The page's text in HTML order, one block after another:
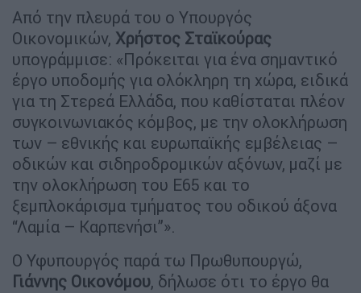
Από την πλευρά του ο Υπουργός
Οικονομικών, Χρήστος Σταϊκούρας
υπογράμμισε: «Πρόκειται για ένα σημαντικό
έργο υποδομής για ολόκληρη τη χώρα, ειδικά
για τη Στερεά Ελλάδα, που καθίσταται πλέον
συγκοινωνιακός κόμβος, με την ολοκλήρωση
των – εθνικής και ευρωπαϊκής εμβέλειας –
οδικών και σιδηροδρομικών αξόνων, μαζί με
την ολοκλήρωση του Ε65 και το
ξεμπλοκάρισμα τμήματος του οδικού άξονα
“Λαμία – Καρπενήσι”».
Ο Υφυπουργός παρά τω Πρωθυπουργώ,
Γιάννης Οικονόμου, δήλωσε ότι το έργο θα